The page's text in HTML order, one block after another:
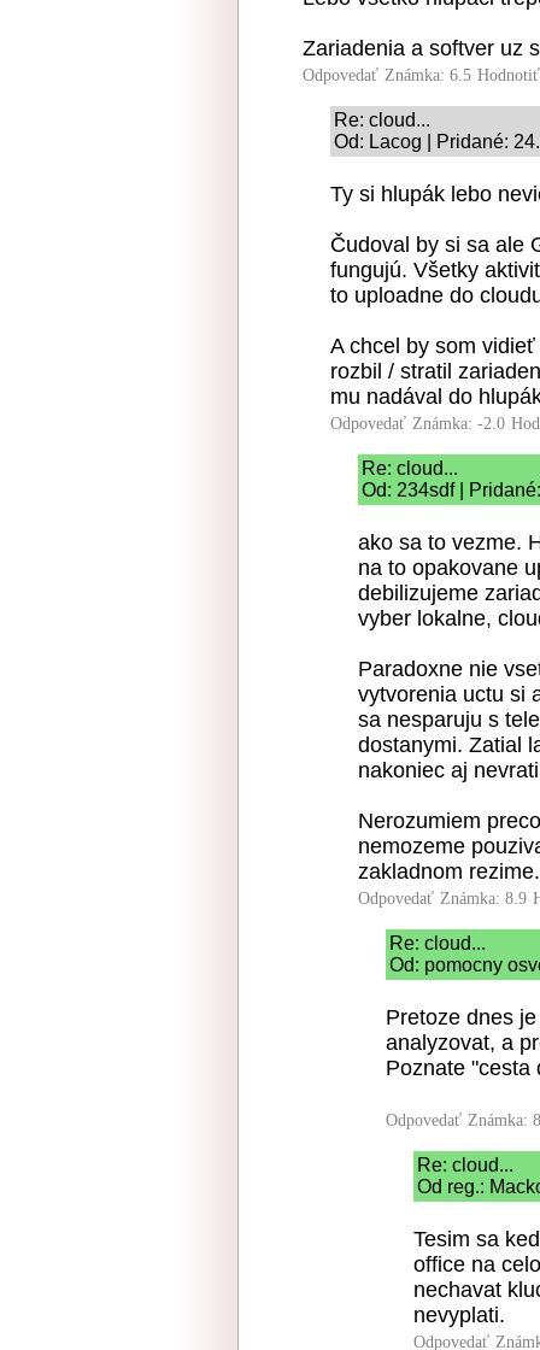
Zariadenia a softver uz
Odpovedať Známka: 6.5
Re: cloud...
Od: Lacog | Pridané:
Ty si hlupák lebo
Čudoval by si sa ale
fungujú. Všetky
to uploadne do
A chcel by som
rozbil / stratil
mu nadával do
Odpovedať Známka: -2.0
Re: cloud...
Od: 234sdf |
ako sa to vezme.
na to opakovane
debilizujeme
vyber lokalne,
Paradoxne nie
vytvorenia uctu si
sa nesparuju s
dostanymi. Zatial
nakoniec aj
Nerozumiem
nemozeme
zakladnom rezime.
Odpovedať Známka: 8.9
Re: cloud...
Od: pomocny
Pretoze dnes
analyzovat, a
Poznate "cesta
Odpovedať Známka:
Re: cloud...
Od reg.:
Tesim sa
office na
nechavat
nevyplati.
Odpovedať